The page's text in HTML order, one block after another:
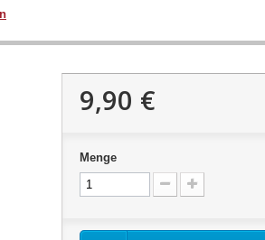
9,90 €
Menge